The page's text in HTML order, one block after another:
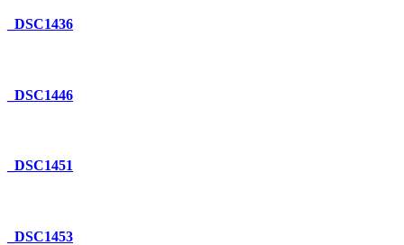
_DSC1436
_DSC1446
_DSC1451
_DSC1453